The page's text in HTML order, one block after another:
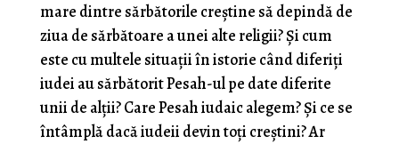
mare dintre sărbătorile creștine să depindă de
ziua de sărbătoare a unei alte religii? Și cum
este cu multele situații în istorie când diferiți
iudei au sărbătorit Pesah-ul pe date diferite
unii de alții? Care Pesah iudaic alegem? Și ce se
întâmplă dacă iudeii devin toți creștini? Ar